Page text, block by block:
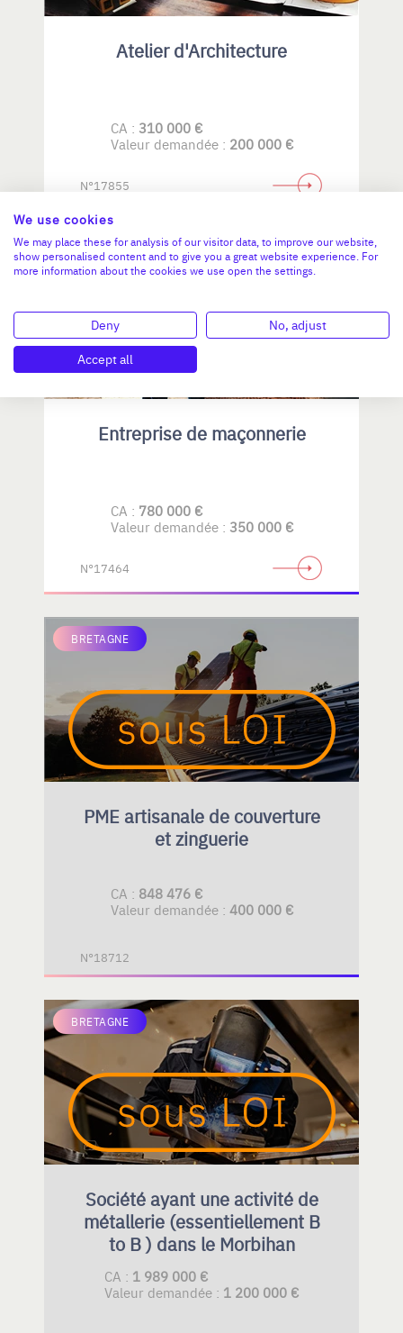
Atelier d'Architecture
CA : 310 000 €
Valeur demandée : 200 000 €
N°17855
BRETAGNE
Entreprise de maçonnerie
CA : 780 000 €
Valeur demandée : 350 000 €
N°17464
BRETAGNE
PME artisanale de couverture
et zinguerie
CA : 848 476 €
Valeur demandée : 400 000 €
N°18712
BRETAGNE
Société ayant une activité de
métallerie (essentiellement B
to B ) dans le Morbihan
CA : 1 989 000 €
Valeur demandée : 1 200 000 €
We use cookies
We may place these for analysis of our visitor data, to improve our website,
show personalised content and to give you a great website experience. For
more information about the cookies we use open the settings.
Deny
No, adjust
Accept all